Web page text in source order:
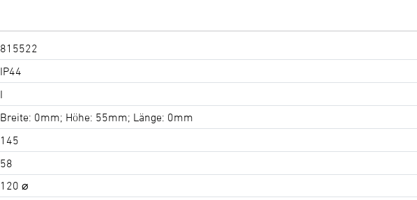
815522
IP44
I
Breite: 0mm; Höhe: 55mm; Länge: 0mm
145
58
120 ⌀